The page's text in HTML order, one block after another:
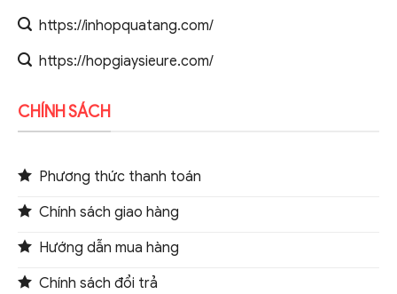
https://inhopquatang.com/
https://hopgiaysieure.com/
CHÍNH SÁCH
Phương thức thanh toán
Chính sách giao hàng
Hướng dẫn mua hàng
Chính sách đổi trả